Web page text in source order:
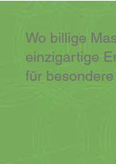
Wo billige
einzigartige
für